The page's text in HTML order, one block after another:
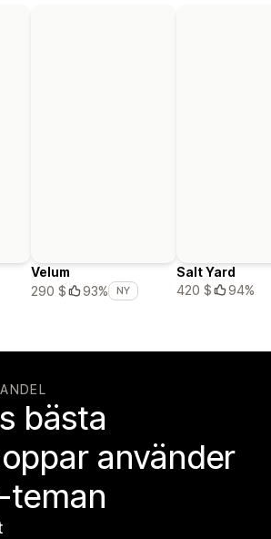
Velum
290 $
93% NY
Salt Yard
420 $
94%
bästa
använder
teman